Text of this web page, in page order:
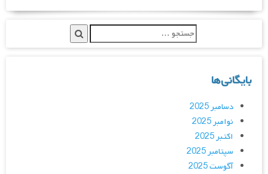
بایگانی‌ها
دسامبر 2025
نوامبر 2025
اکتبر 2025
سپتامبر 2025
آگوست 2025